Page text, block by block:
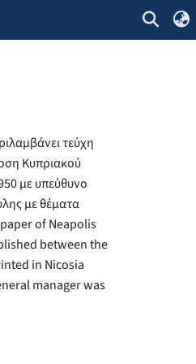
τεύχη
Κυπριακού
με υπεύθυνο
με θέματα
of Neapolis
between the
in Nicosia
manager was